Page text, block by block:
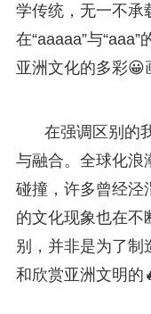
学传统，无一不承
在“aaaaa”与
亚洲文化的多彩😀
在强调区别的
与融合。全球化浪
碰撞，许多曾经泾
的文化现象也在不
别，并非是为了制
和欣赏亚洲文明的